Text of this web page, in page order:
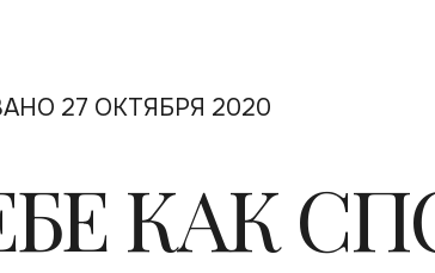
27 ОКТЯБРЯ 2020
КАК